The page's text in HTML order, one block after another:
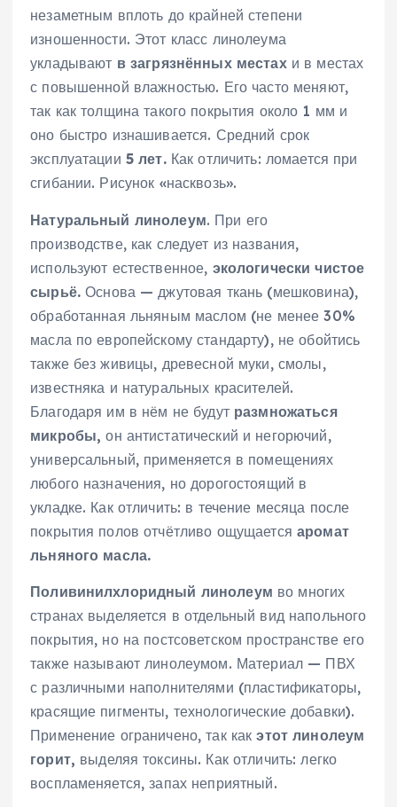
незаметным вплоть до крайней степени
изношенности. Этот класс линолеума
укладывают в загрязнённых местахи в местах
с повышенной влажностью. Его часто меняют,
так как толщина такого покрытия около 1 мм и
оно быстро изнашивается. Средний срок
эксплуатации 5 лет.Как отличить: ломается при
сгибании. Рисунок «насквозь».
Натуральный линолеум. При его
производстве, как следует из названия,
используют естественное, экологически чистое
сырьё.Основа — джутовая ткань (мешковина),
обработанная льняным маслом (не менее 30%
масла по европейскому стандарту), не обойтись
также без живицы, древесной муки, смолы,
известняка и натуральных красителей.
Благодаря им в нём не будут размножаться
микробы, он антистатический и негорючий,
универсальный, применяется в помещениях
любого назначения, но дорогостоящий в
укладке. Как отличить: в течение месяца после
покрытия полов отчётливо ощущаетсяаромат
льняного масла.
Поливинилхлоридный линолеум во многих
странах выделяется в отдельный вид напольного
покрытия, но на постсоветском пространстве его
также называют линолеумом. Материал — ПВХ
с различными наполнителями (пластификаторы,
красящие пигменты, технологические добавки).
Применение ограничено, так какэтот линолеум
горит, выделяя токсины. Как отличить: легко
воспламеняется, запах неприятный.